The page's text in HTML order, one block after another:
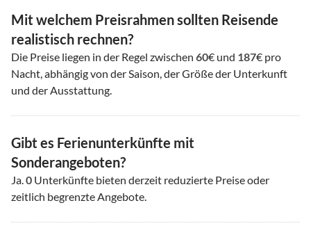
Mit welchem Preisrahmen sollten Reisende
realistisch rechnen?
Die Preise liegen in der Regel zwischen 60€ und 187€ pro
Nacht, abhängig von der Saison, der Größe der Unterkunft
und der Ausstattung.
Gibt es Ferienunterkünfte mit
Sonderangeboten?
Ja.0 Unterkünfte bieten derzeit reduzierte Preise oder
zeitlich begrenzte Angebote.